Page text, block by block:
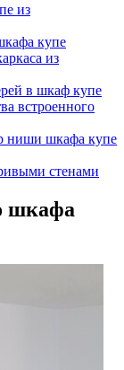
из
купе
из
в шкаф купе
встроенного
ниши шкафа купе
стенами
шкафа